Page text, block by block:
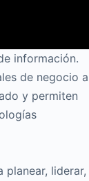
información.
de negocio a
y permiten
planear, liderar,